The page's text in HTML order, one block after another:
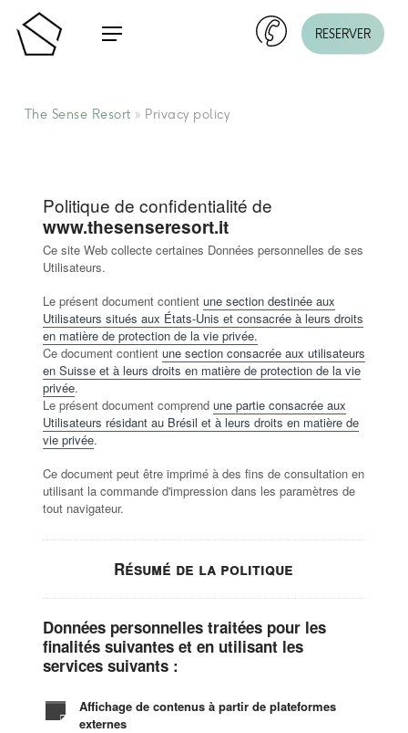
Menu RESERVER
The Sense Resort » Privacy policy
Politique de confidentialité de
www.thesenseresort.it
Ce site Web collecte certaines Données personnelles de ses
Utilisateurs.
Le présent document contient une section destinée aux
Utilisateurs situés aux États-Unis et consacrée à leurs droits
en matière de protection de la vie privée.
Ce document contient une section consacrée aux utilisateurs
en Suisse et à leurs droits en matière de protection de la vie
privée.
Le présent document comprend une partie consacrée aux
Utilisateurs résidant au Brésil et à leurs droits en matière de
vie privée.
Ce document peut être imprimé à des fins de consultation en
utilisant la commande d'impression dans les paramètres de
tout navigateur.
Résumé de la politique
Données personnelles traitées pour les
finalités suivantes et en utilisant les
services suivants :
Affichage de contenus à partir de plateformes
externes